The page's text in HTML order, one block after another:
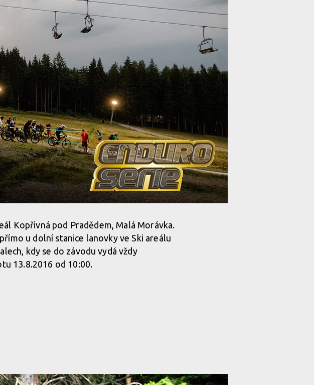
Kopřivná pod Pradědem, Malá Morávka.
u dolní stanice lanovky ve Ski areálu
kdy se do závodu vydá vždy
13.8.2016 od 10:00.